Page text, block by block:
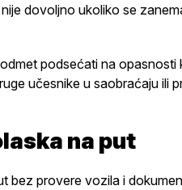
dovoljno ukoliko se
podsećati na
učesnike u saobraćaju ili
na put
bez provere vozila i